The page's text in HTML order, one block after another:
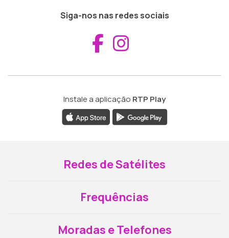
Siga-nos nas redes sociais
Aceder ao
Instale a aplicação RTP Play
Redes de Satélites
Frequências
Moradas e Telefones